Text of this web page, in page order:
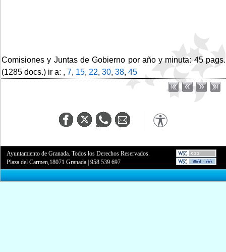
Comisiones y Juntas de Gobierno por año y minuta: 45 pags.
(1285 docs.) ir a: , 7, 15, 22, 30, 38, 45
Ayuntamiento de Granada. Todos los Derechos Reservados.
Plaza del Carmen,18071 Granada |958 539 697